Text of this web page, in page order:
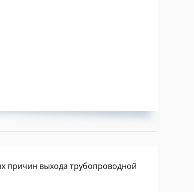
причин выхода трубопроводной